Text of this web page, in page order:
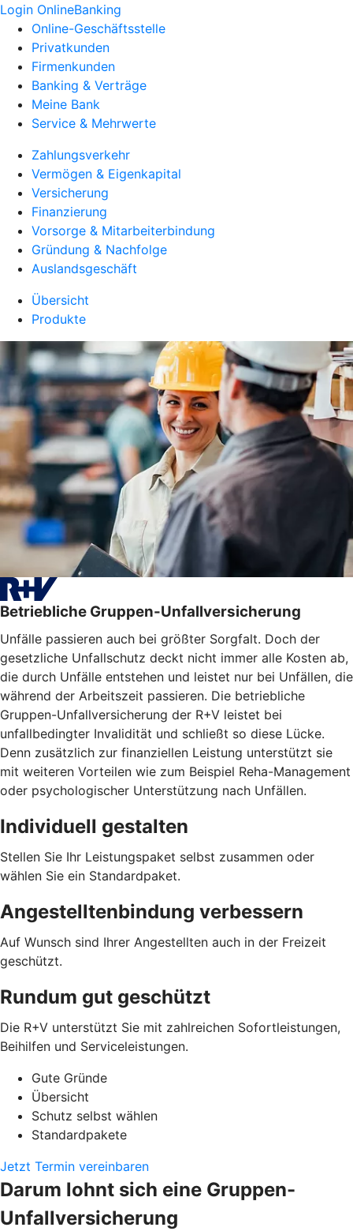
Login OnlineBanking
Online-Geschäftsstelle
Privatkunden
Firmenkunden
Banking & Verträge
Meine Bank
Service & Mehrwerte
Zahlungsverkehr
Vermögen & Eigenkapital
Versicherung
Finanzierung
Vorsorge & Mitarbeiterbindung
Gründung & Nachfolge
Auslandsgeschäft
Übersicht
Produkte
Betriebliche Gruppen-Unfallversicherung
Unfälle passieren auch bei größter Sorgfalt. Doch der
gesetzliche Unfallschutz deckt nicht immer alle Kosten ab,
die durch Unfälle entstehen und leistet nur bei Unfällen, die
während der Arbeitszeit passieren. Die betriebliche
Gruppen-Unfallversicherung der R+V leistet bei
unfallbedingter Invalidität und schließt so diese Lücke.
Denn zusätzlich zur finanziellen Leistung unterstützt sie
mit weiteren Vorteilen wie zum Beispiel Reha-Management
oder psychologischer Unterstützung nach Unfällen.
Individuell gestalten
Stellen Sie Ihr Leistungspaket selbst zusammen oder
wählen Sie ein Standardpaket.
Angestelltenbindung verbessern
Auf Wunsch sind Ihrer Angestellten auch in der Freizeit
geschützt.
Rundum gut geschützt
Die R+V unterstützt Sie mit zahlreichen Sofortleistungen,
Beihilfen und Serviceleistungen.
Gute Gründe
Übersicht
Schutz selbst wählen
Standardpakete
Jetzt Termin vereinbaren
Darum lohnt sich eine Gruppen-
Unfallversicherung